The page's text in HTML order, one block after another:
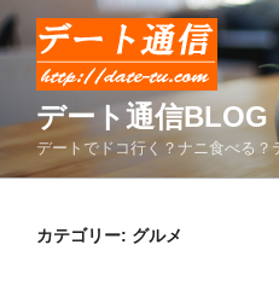
コ
ン
ツ
デート通信BLOG
デートでドコ行く？ナニ食べる？
カテゴリー: グルメ